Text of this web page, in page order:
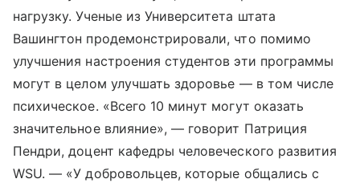
нагрузку. Ученые из Университета штата
Вашингтон продемонстрировали, что помимо
улучшения настроения студентов эти программы
могут в целом улучшать здоровье — в том числе
психическое. «Всего 10 минут могут оказать
значительное влияние», — говорит Патриция
Пендри, доцент кафедры человеческого развития
WSU. — «У добровольцев, которые общались с